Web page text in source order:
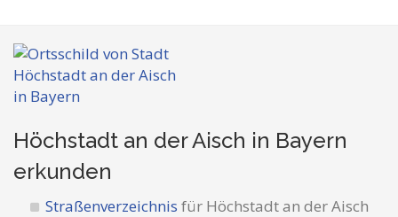
Höchstadt an der Aisch in Bayern
erkunden
Straßenverzeichnis für Höchstadt an der Aisch